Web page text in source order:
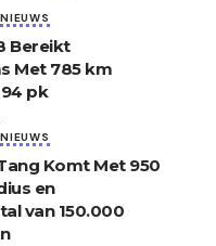
Bereikt
Met 785 km
pk
Komt Met 950
en
van 150.000